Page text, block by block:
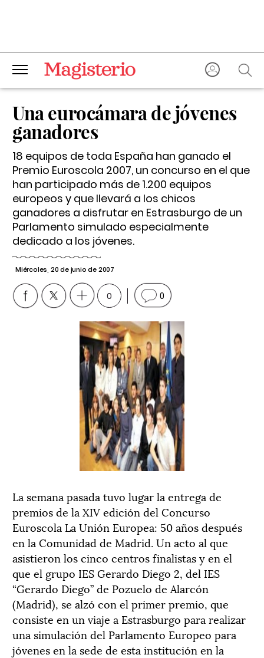
Una eurocámara de jóvenes
ganadores
18 equipos de toda España han ganado el
Premio Euroscola 2007, un concurso en el que
han participado más de 1.200 equipos
europeos y que llevará a los chicos
ganadores a disfrutar en Estrasburgo de un
Parlamento simulado especialmente
dedicado a los jóvenes.
Miércoles, 20 de junio de 2007
0 0
La semana pasada tuvo lugar la entrega de
premios de la XIV edición del Concurso
Euroscola La Unión Europea: 50 años después
en la Comunidad de Madrid. Un acto al que
asistieron los cinco centros finalistas y en el
que el grupo IES Gerardo Diego 2, del IES
“Gerardo Diego” de Pozuelo de Alarcón
(Madrid), se alzó con el primer premio, que
consiste en un viaje a Estrasburgo para realizar
una simulación del Parlamento Europeo para
jóvenes en la sede de esta institución en la